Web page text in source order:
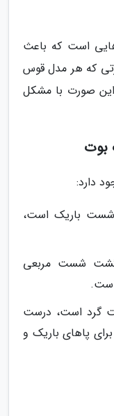
است که باعث
که هر مدل قوس
این صورت با مشکل
دارد:
شست باریک است،
شست مربعی
گرد است، درست
پاهای باریک و